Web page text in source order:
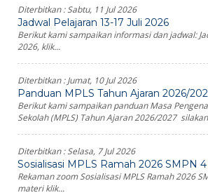
Diterbitkan :Sabtu, 11 Jul 2026
Jadwal Pelajaran 13-17 Juli 2026
Berikut kami sampaikan informasi dan jadwal:
2026, klik...
Diterbitkan :Jumat, 10 Jul 2026
Panduan MPLS Tahun Ajaran 2026/
Berikut kami sampaikan panduan Masa
Sekolah (MPLS) Tahun Ajaran 2026/2027
Diterbitkan :Selasa, 7 Jul 2026
Sosialisasi MPLS Ramah 2026 SMPN
Rekaman zoom Sosialisasi MPLS Ramah 2026
materi klik...